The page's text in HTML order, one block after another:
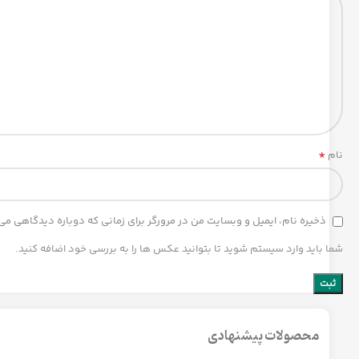
نام *
ذخیره نام، ایمیل و وبسایت من در مرورگر برای زمانی که دوباره دیدگاهی
شما باید وارد سیستم شوید تا بتوانید عکس ها را به بررسی خود اضافه کنید.
محصولات پیشنهادی